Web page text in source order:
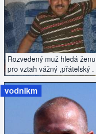
Rozvedený muž hledá ženu
pro vztah vážný ,přátelský .
ZOBRAZIT INZERÁT
vodnikm